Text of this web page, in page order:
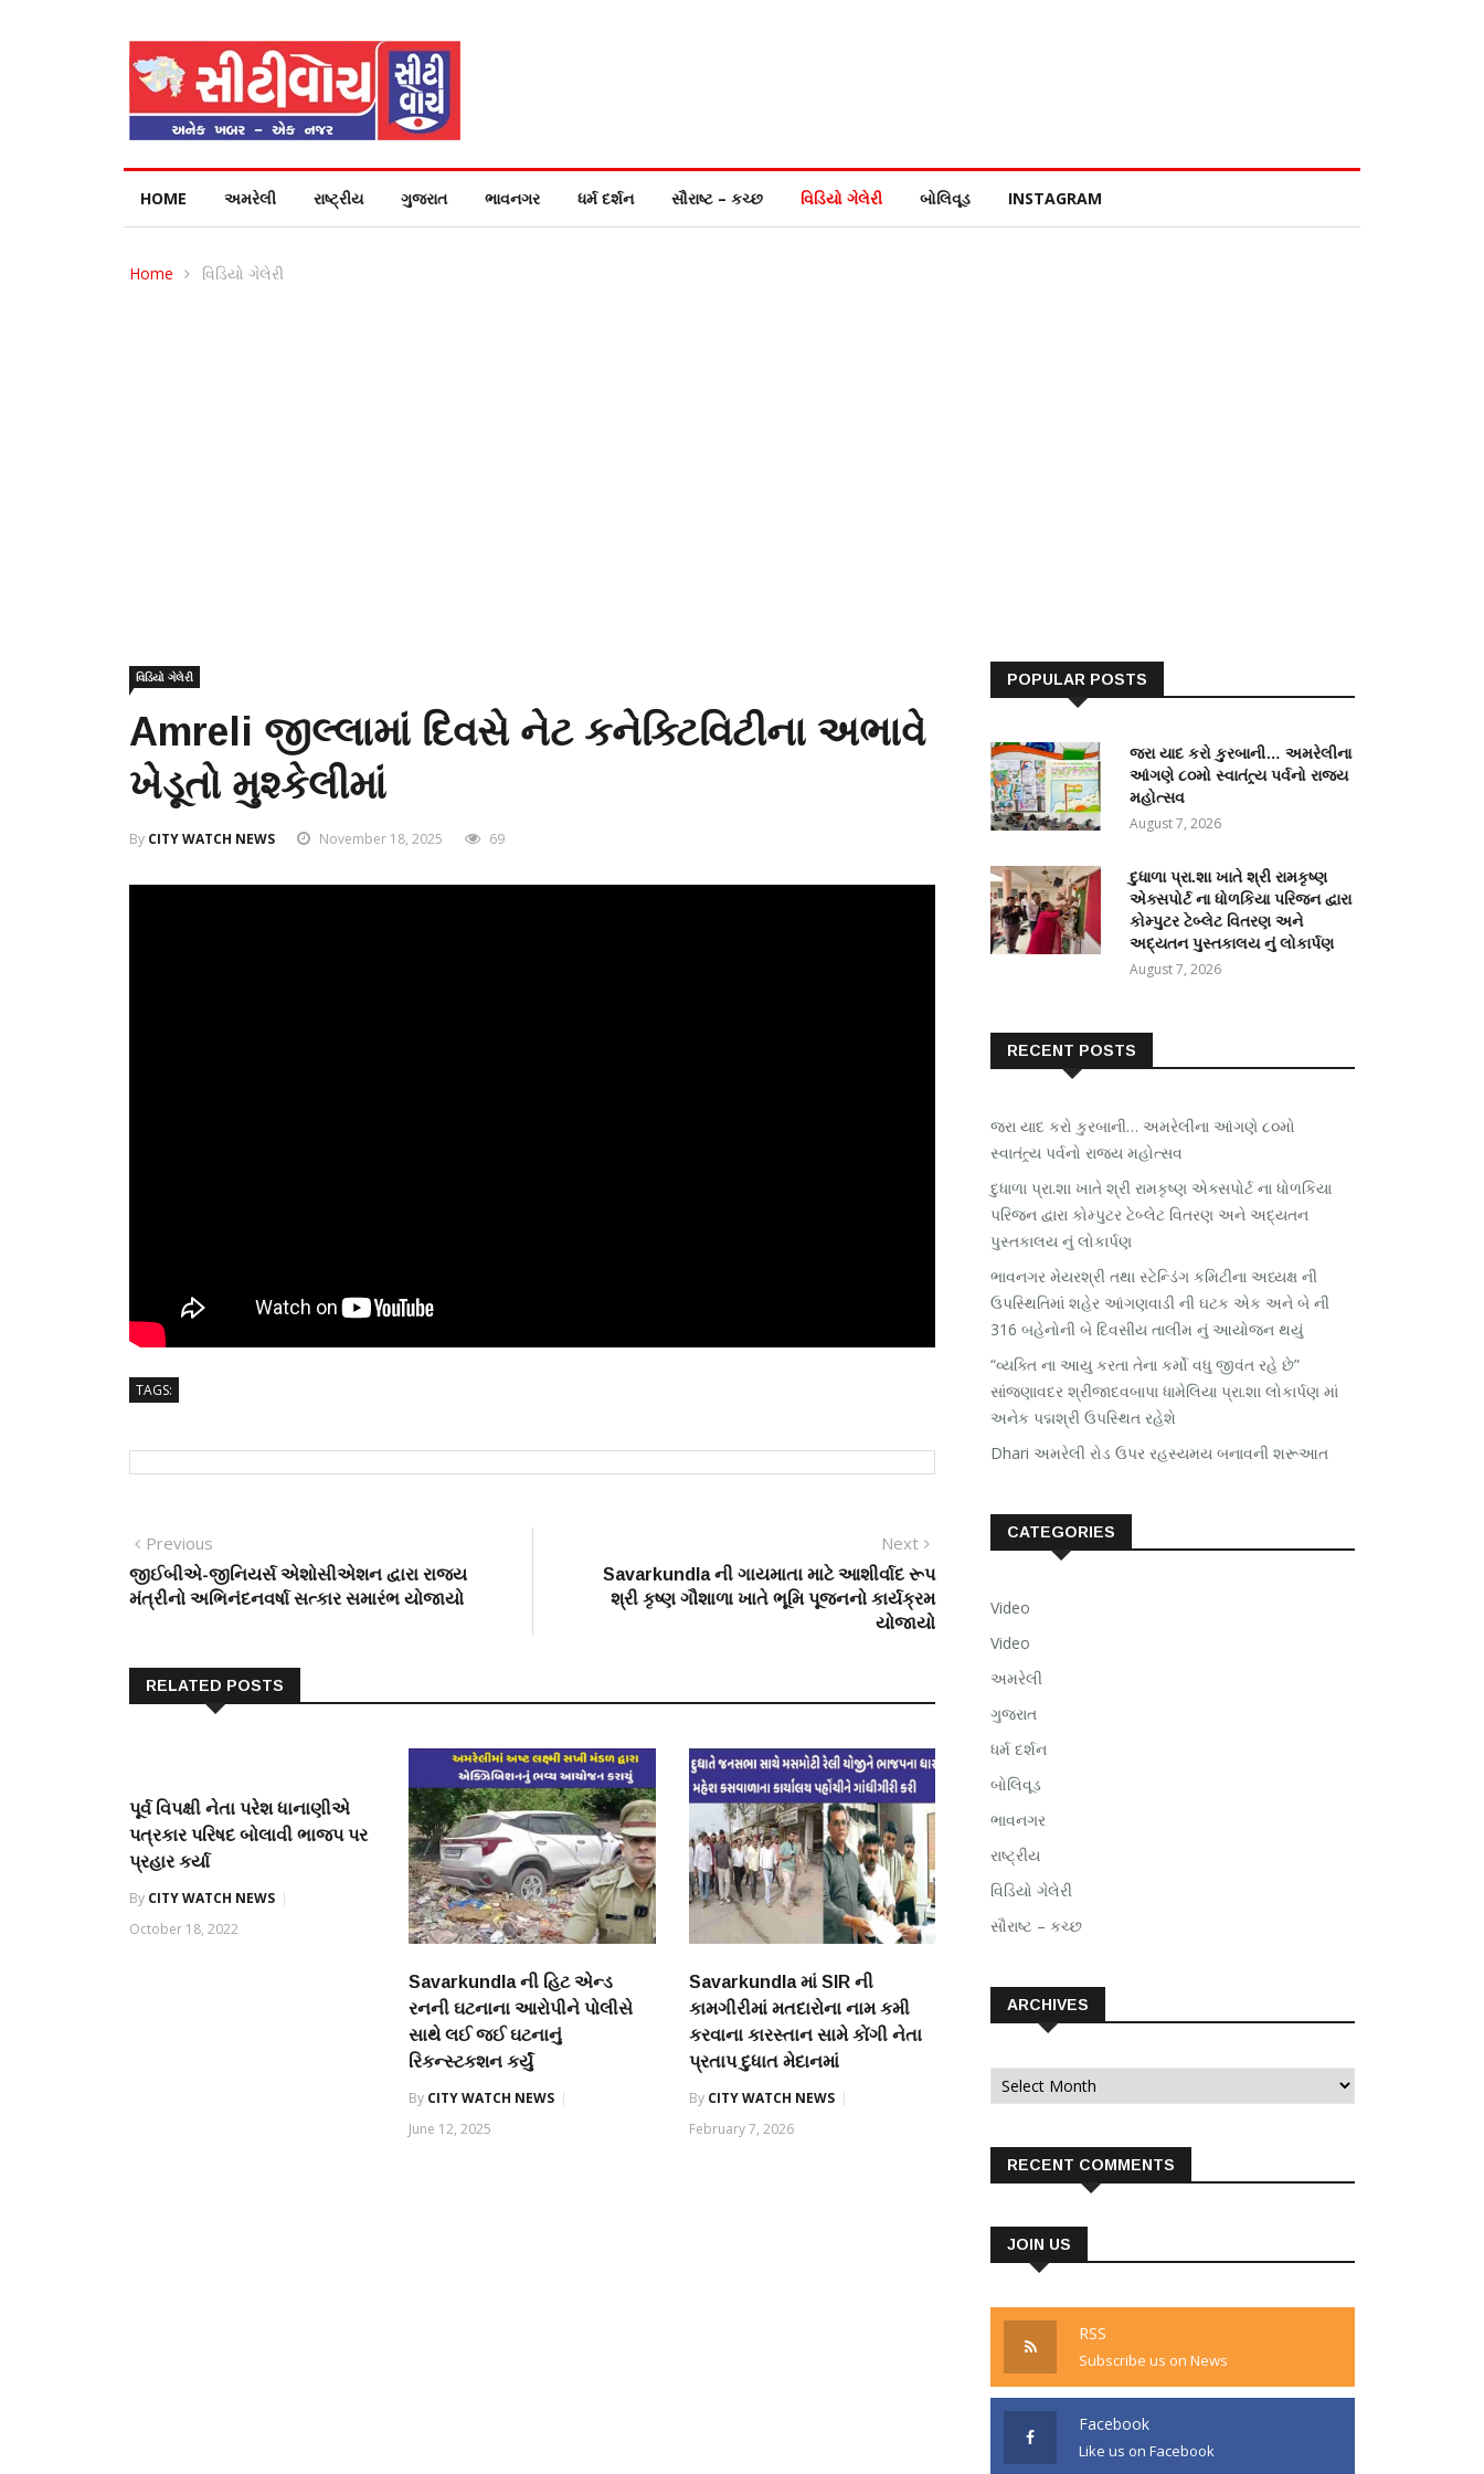
HOME અમરેલી રાષ્ટ્રીય ગુજરાત ભાવનગર ધર્મ દર્શન સૌરાષ્ટ – કચ્છ વિડિયો ગેલેરી બોલિવૂડ INSTAGRAM
Home વિડિયો ગેલેરી
વિડિયો ગેલેરી
Amreli જીલ્લામાં દિવસે નેટ કનેક્ટિવિટીના અભાવે
ખેડૂતો મુશ્કેલીમાં
By CITY WATCH NEWS November 18, 2025 69
TAGS:
Post
navigation
Previous
post:
જીઈબીએ-જીનિયર્સ એશોસીએશન દ્વારા રાજ્ય
મંત્રીનો અભિનંદનવર્ષા સત્કાર સમારંભ યોજાયો
Next
post:
Savarkundla ની ગાયમાતા માટે આશીર્વાદ રૂપ
શ્રી કૃષ્ણ ગૌશાળા ખાતે ભૂમિ પૂજનનો કાર્યક્રમ
યોજાયો
RELATED POSTS
પૂર્વ વિપક્ષી નેતા પરેશ ધાનાણીએ
પત્રકાર પરિષદ બોલાવી ભાજપ પર
પ્રહાર કર્યા
By CITY WATCH NEWS
October 18, 2022
Savarkundla ની હિટ એન્ડ
રનની ઘટનાના આરોપીને પોલીસે
સાથે લઈ જઈ ઘટનાનું
રિકન્સ્ટકશન કર્યું
By CITY WATCH NEWS
June 12, 2025
Savarkundla માં SIR ની
કામગીરીમાં મતદારોના નામ કમી
કરવાના કારસ્તાન સામે કોંગી નેતા
પ્રતાપ દુધાત મેદાનમાં
By CITY WATCH NEWS
February 7, 2026
POPULAR POSTS
જરા યાદ કરો કુરબાની… અમરેલીના
આંગણે ૮૦મો સ્વાતંત્ર્ય પર્વનો રાજ્ય
મહોત્સવ
August 7, 2026
દુધાળા પ્રા.શા ખાતે શ્રી રામકૃષ્ણ
એક્સપોર્ટ ના ધોળકિયા પરિજન દ્વારા
કોમ્પુટર ટેબ્લેટ વિતરણ અને
અદ્યતન પુસ્તકાલય નું લોકાર્પણ
August 7, 2026
RECENT POSTS
જરા યાદ કરો કુરબાની… અમરેલીના આંગણે ૮૦મો
સ્વાતંત્ર્ય પર્વનો રાજ્ય મહોત્સવ
દુધાળા પ્રા.શા ખાતે શ્રી રામકૃષ્ણ એક્સપોર્ટ ના ધોળકિયા
પરિજન દ્વારા કોમ્પુટર ટેબ્લેટ વિતરણ અને અદ્યતન
પુસ્તકાલય નું લોકાર્પણ
ભાવનગર મેયરશ્રી તથા સ્ટેન્ડિંગ કમિટીના અધ્યક્ષ ની
ઉપસ્થિતિમાં શહેર આંગણવાડી ની ઘટક એક અને બે ની
316 બહેનોની બે દિવસીય તાલીમ નું આયોજન થયું
“વ્યક્તિ ના આયુ કરતા તેના કર્મો વધુ જીવંત રહે છે”
સાંજણાવદર શ્રીજાદવબાપા ધામેલિયા પ્રા.શા લોકાર્પણ માં
અનેક પદ્મશ્રી ઉપસ્થિત રહેશે
Dhari અમરેલી રોડ ઉપર રહસ્યમય બનાવની શરૂઆત
CATEGORIES
Video
Video
અમરેલી
ગુજરાત
ધર્મ દર્શન
બોલિવૂડ
ભાવનગર
રાષ્ટ્રીય
વિડિયો ગેલેરી
સૌરાષ્ટ – કચ્છ
ARCHIVES
Archives
RECENT COMMENTS
JOIN US
RSS
Subscribe us on News
Facebook
Like us on Facebook